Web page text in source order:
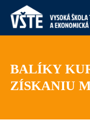
BALÍKY
ZÍSKANIU